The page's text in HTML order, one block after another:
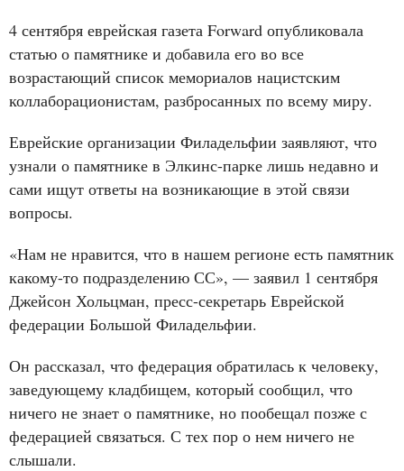
4 сентября еврейская газета Forward опубликовала
статью о памятнике и добавила его во все
возрастающий список мемориалов нацистским
коллаборационистам, разбросанных по всему миру.
Еврейские организации Филадельфии заявляют, что
узнали о памятнике в Элкинс-парке лишь недавно и
сами ищут ответы на возникающие в этой связи
вопросы.
«Нам не нравится, что в нашем регионе есть памятник
какому-то подразделению СС», — заявил 1 сентября
Джейсон Хольцман, пресс-секретарь Еврейской
федерации Большой Филадельфии.
Он рассказал, что федерация обратилась к человеку,
заведующему кладбищем, который сообщил, что
ничего не знает о памятнике, но пообещал позже с
федерацией связаться. С тех пор о нем ничего не
слышали.